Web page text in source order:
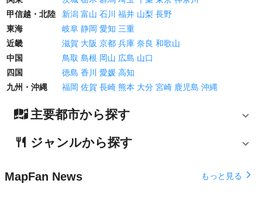
甲信越・北陸
新潟 富山 石川 福井 山梨 長野
東海
岐阜 静岡 愛知 三重
近畿
滋賀 大阪 京都 兵庫 奈良 和歌山
中国
鳥取 島根 岡山 広島 山口
四国
徳島 香川 愛媛 高知
九州・沖縄
福岡 佐賀 長崎 熊本 大分 宮崎 鹿児島 沖縄
主要都市から探す
ジャンルから探す
MapFan News もっと見る arrow_forward_ios